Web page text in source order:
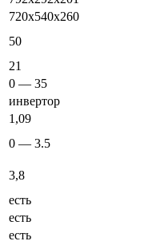
720x540x260
50
21
0 — 35
инвертор
1,09
0 — 3.5
3,8
есть
есть
есть